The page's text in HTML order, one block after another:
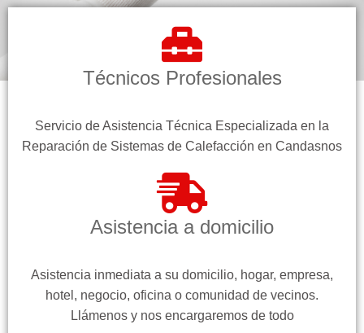
Técnicos Profesionales
Servicio de Asistencia Técnica Especializada en la
Reparación de Sistemas de Calefacción en Candasnos
Asistencia a domicilio
Asistencia inmediata a su domicilio, hogar, empresa,
hotel, negocio, oficina o comunidad de vecinos.
Llámenos y nos encargaremos de todo